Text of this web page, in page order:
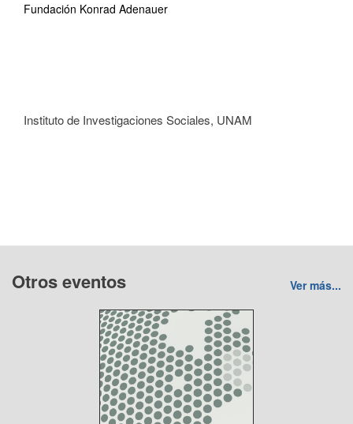
Fundación Konrad Adenauer
Instituto de Investigaciones Sociales, UNAM
Otros eventos Ver más...